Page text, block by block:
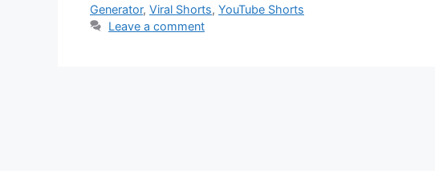
Generator, Viral Shorts, YouTube Shorts
Leave a comment